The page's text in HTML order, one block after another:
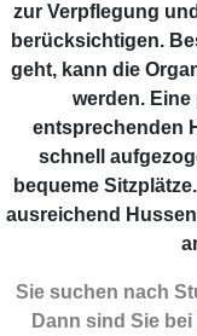
zur Verpflegung
berücksichtigen.
geht, kann die
werden.
entsprechenden
schnell
bequeme
ausreichend
Sie suchen nach
Dann sind Sie bei